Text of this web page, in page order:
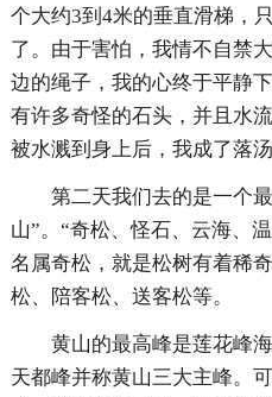
个大约3到4米的垂直滑梯，
了。由于害怕，我情不自禁
边的绳子，我的心终于平静
有许多奇怪的石头，并且水
被水溅到身上后，我成了落汤
第二天我们去的是一个
山”。“奇松、怪石、云海、
名属奇松，就是松树有着稀
松、陪客松、送客松等。
黄山的最高峰是莲花峰
天都峰并称黄山三大主峰。